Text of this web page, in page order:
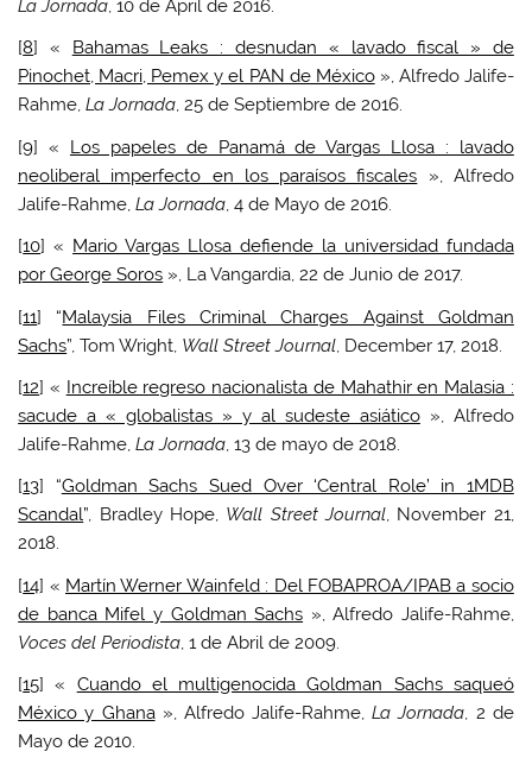
La Jornada, 10 de April de 2016.
[8] «
Bahamas Leaks : desnudan « lavado fiscal » de
Pinochet, Macri, Pemex y el PAN de México», Alfredo Jalife-
Rahme,La Jornada, 25 de Septiembre de 2016.
[9] « Los papeles de Panamá de Vargas Llosa : lavado
neoliberal imperfecto en los paraísos fiscales », Alfredo
Jalife-Rahme,La Jornada, 4 de Mayo de 2016.
[10] « Mario Vargas Llosa defiende la universidad fundada
por George Soros », La Vangardia, 22 de Junio de 2017.
[11] “Malaysia Files Criminal Charges Against Goldman
Sachs”, Tom Wright, Wall Street Journal , December 17, 2018.
[12] « Increíble regreso nacionalista de Mahathir en Malasia :
sacude a « globalistas » y al sudeste asiático», Alfredo
Jalife-Rahme,La Jornada, 13 de mayo de 2018.
[13] “Goldman Sachs Sued Over ‘Central Role’ in 1MDB
Scandal”, Bradley Hope, Wall Street Journal, November 21,
2018.
[14] « Martín Werner Wainfeld : Del FOBAPROA/IPAB a socio
de banca Mifel y Goldman Sachs », Alfredo Jalife-Rahme,
Voces del Periodista, 1 de Abril de 2009.
[15] « Cuando el multigenocida Goldman Sachs saqueó
México y Ghana», Alfredo Jalife-Rahme,La Jornada, 2 de
Mayo de 2010.